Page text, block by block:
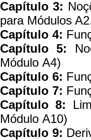
Capítulo 3:
para Módulos
Capítulo 4:
Capítulo 5:
Módulo A4)
Capítulo 6:
Capítulo 7:
Capítulo 8:
Módulo A10)
Capítulo 9: